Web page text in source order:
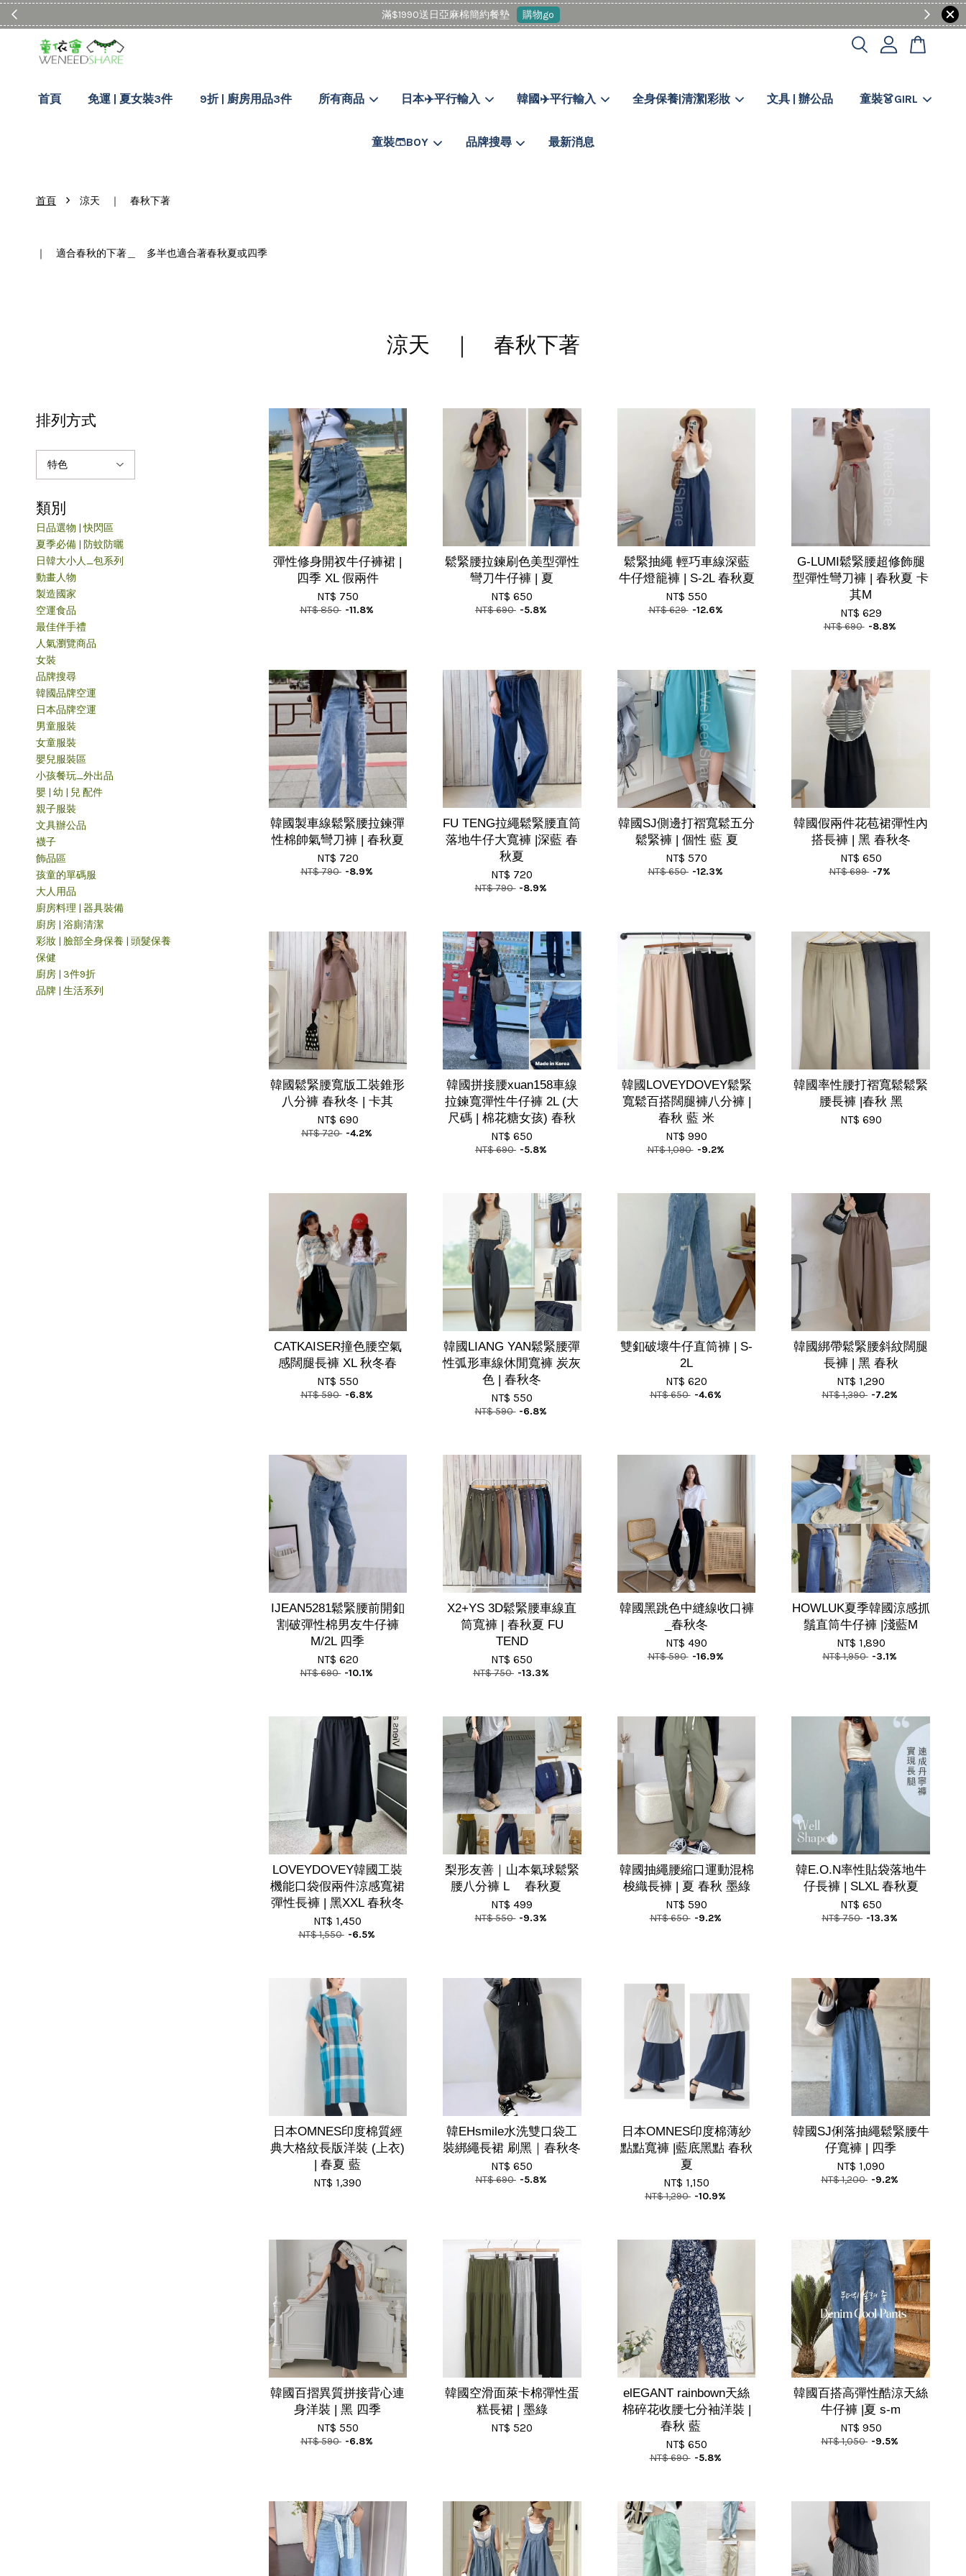
童裝Malwee3件以上88折 現在去購物！
首頁 免運 | 夏女裝3件 9折 | 廚房用品3件 所有商品 日本✈️平行輸入 韓國✈️平行輸入 全身保養|清潔|彩妝 文具 | 辦公品 童裝👗GIRL
童裝🩳BOY 品牌搜尋 最新消息
首頁 › 涼天 ｜ 春秋下著
｜ 適合春秋的下著＿ 多半也適合著春秋夏或四季
涼天 ｜ 春秋下著
排列方式
類別
日品選物 | 快閃區
夏季必備 | 防蚊防曬
日韓大小人_包系列
動畫人物
製造國家
空運食品
最佳伴手禮
人氣瀏覽商品
女裝
品牌搜尋
韓國品牌空運
日本品牌空運
男童服裝
女童服裝
嬰兒服裝區
小孩餐玩_外出品
嬰 | 幼 | 兒 配件
親子服裝
文具辦公品
襪子
飾品區
孩童的單碼服
大人用品
廚房料理 | 器具裝備
廚房 | 浴廁清潔
彩妝 | 臉部全身保養 | 頭髮保養
保健
廚房 | 3件9折
品牌 | 生活系列
彈性修身開衩牛仔褲裙 |
四季 XL 假兩件
NT$ 750
NT$ 850 -11.8%
鬆緊腰拉鍊刷色美型彈性
彎刀牛仔褲 | 夏
NT$ 650
NT$ 690 -5.8%
鬆緊抽繩 輕巧車線深藍
牛仔燈籠褲 | S-2L 春秋夏
NT$ 550
NT$ 629 -12.6%
G-LUMI鬆緊腰超修飾腿
型彈性彎刀褲 | 春秋夏 卡
其M
NT$ 629
NT$ 690 -8.8%
韓國製車線鬆緊腰拉鍊彈
性棉帥氣彎刀褲 | 春秋夏
NT$ 720
NT$ 790 -8.9%
FU TENG拉繩鬆緊腰直筒
落地牛仔大寬褲 |深藍 春
秋夏
NT$ 720
NT$ 790 -8.9%
韓國SJ側邊打褶寬鬆五分
鬆緊褲 | 個性 藍 夏
NT$ 570
NT$ 650 -12.3%
韓國假兩件花苞裙彈性內
搭長褲 | 黑 春秋冬
NT$ 650
NT$ 699 -7%
韓國鬆緊腰寬版工裝錐形
八分褲 春秋冬 | 卡其
NT$ 690
NT$ 720 -4.2%
韓國拼接腰xuan158車線
拉鍊寬彈性牛仔褲 2L (大
尺碼 | 棉花糖女孩) 春秋
NT$ 650
NT$ 690 -5.8%
韓國LOVEYDOVEY鬆緊
寬鬆百搭闊腿褲八分褲 |
春秋 藍 米
NT$ 990
NT$ 1,090 -9.2%
韓國率性腰打褶寬鬆鬆緊
腰長褲 |春秋 黑
NT$ 690
CATKAISER撞色腰空氣
感闊腿長褲 XL 秋冬春
NT$ 550
NT$ 590 -6.8%
韓國LIANG YAN鬆緊腰彈
性弧形車線休閒寬褲 炭灰
色 | 春秋冬
NT$ 550
NT$ 590 -6.8%
雙釦破壞牛仔直筒褲 | S-
2L
NT$ 620
NT$ 650 -4.6%
韓國綁帶鬆緊腰斜紋闊腿
長褲 | 黑 春秋
NT$ 1,290
NT$ 1,390 -7.2%
IJEAN5281鬆緊腰前開釦
割破彈性棉男友牛仔褲
M/2L 四季
NT$ 620
NT$ 690 -10.1%
X2+YS 3D鬆緊腰車線直
筒寬褲 | 春秋夏 FU
TEND
NT$ 650
NT$ 750 -13.3%
韓國黑跳色中縫線收口褲
_春秋冬
NT$ 490
NT$ 590 -16.9%
HOWLUK夏季韓國涼感抓
鬚直筒牛仔褲 |淺藍M
NT$ 1,890
NT$ 1,950 -3.1%
LOVEYDOVEY韓國工裝
機能口袋假兩件涼感寬裙
彈性長褲 | 黑XXL 春秋冬
NT$ 1,450
NT$ 1,550 -6.5%
梨形友善｜山本氣球鬆緊
腰八分褲 L 春秋夏
NT$ 499
NT$ 550 -9.3%
韓國抽繩腰縮口運動混棉
梭織長褲 | 夏 春秋 墨綠
NT$ 590
NT$ 650 -9.2%
韓E.O.N率性貼袋落地牛
仔長褲 | SLXL 春秋夏
NT$ 650
NT$ 750 -13.3%
日本OMNES印度棉質經
典大格紋長版洋裝 (上衣)
| 春夏 藍
NT$ 1,390
韓EHsmile水洗雙口袋工
裝綁繩長裙 刷黑｜春秋冬
NT$ 650
NT$ 690 -5.8%
日本OMNES印度棉薄紗
點點寬褲 |藍底黑點 春秋
夏
NT$ 1,150
NT$ 1,290 -10.9%
韓國SJ俐落抽繩鬆緊腰牛
仔寬褲 | 四季
NT$ 1,090
NT$ 1,200 -9.2%
韓國百摺異質拼接背心連
身洋裝 | 黑 四季
NT$ 550
NT$ 590 -6.8%
韓國空滑面萊卡棉彈性蛋
糕長裙 | 墨綠
NT$ 520
elEGANT rainbown天絲
棉碎花收腰七分袖洋裝 |
春秋 藍
NT$ 650
NT$ 690 -5.8%
韓國百搭高彈性酷涼天絲
牛仔褲 |夏 s-m
NT$ 950
NT$ 1,050 -9.5%